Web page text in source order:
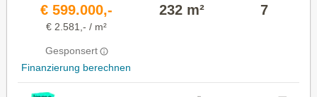
€ 599.000,-
€ 2.581,- / m²
Gesponsert
Finanzierung berechnen
232 m² 7